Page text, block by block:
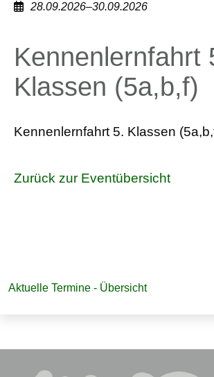
28.09.2026–30.09.2026
Kennenlernfahrt
Klassen (5a,b,f)
Kennenlernfahrt 5. Klassen
Zurück zur Eventübersicht
überspringen
Aktuelle Termine - Übersicht